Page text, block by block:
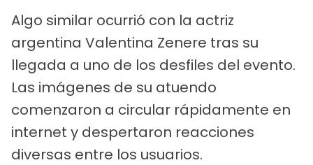
Algo similar ocurrió con la actriz
argentina Valentina Zenere tras su
llegada a uno de los desfiles del evento.
Las imágenes de su atuendo
comenzaron a circular rápidamente en
internet y despertaron reacciones
diversas entre los usuarios.